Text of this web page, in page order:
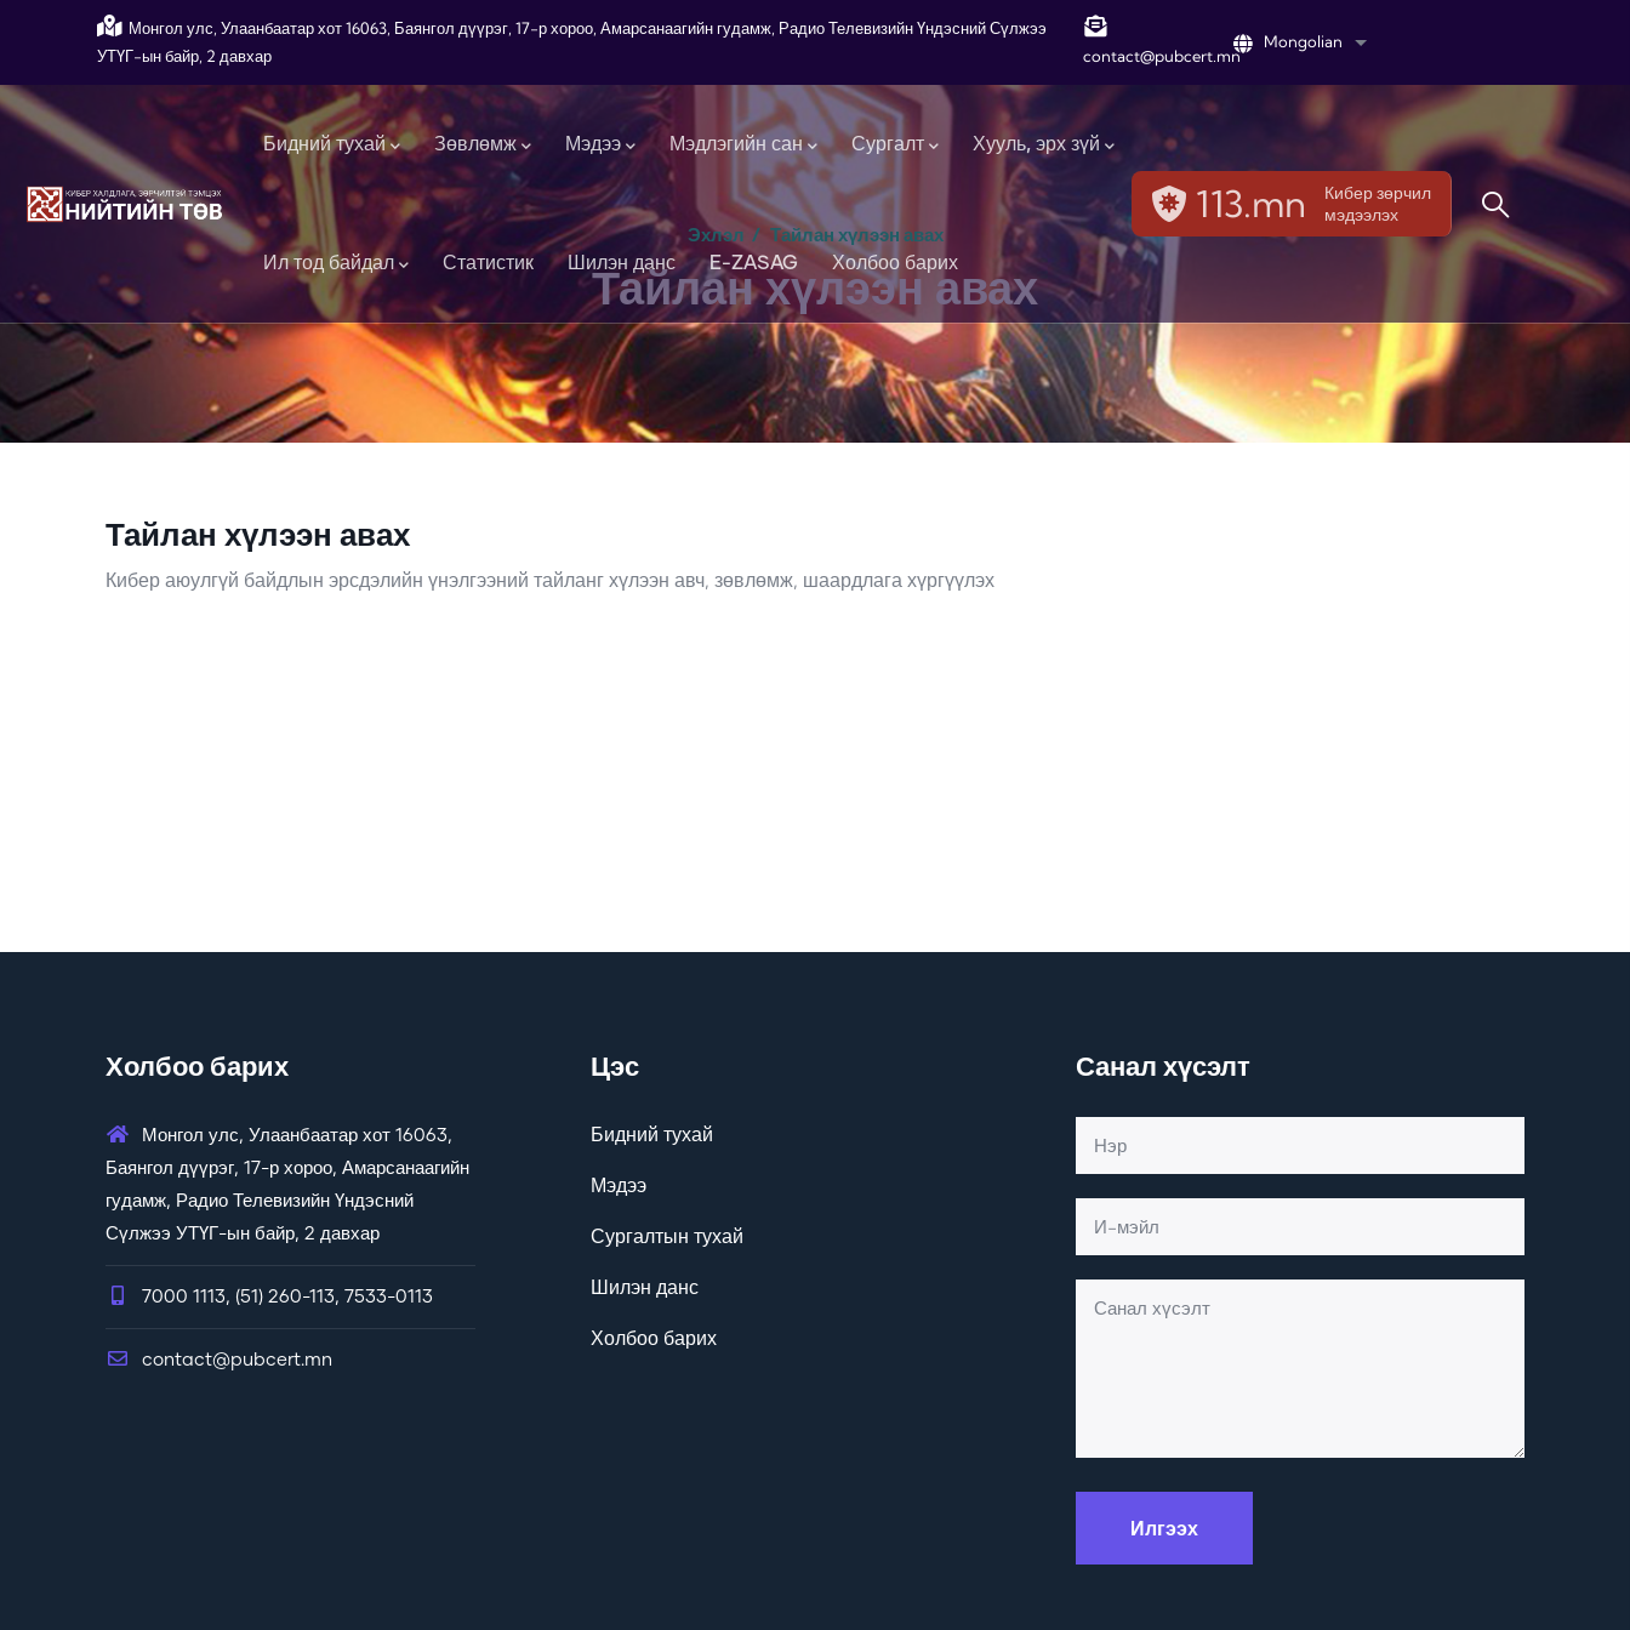
Skip to main contentМонгол улс, Улаанбаатар хот 16063, Баянгол дүүрэг, 17-р хороо, Амарсанаагийн гудамж, Радио Телевизийн Үндэсний Сүлжээ
УТҮГ-ын байр, 2 давхар
contact@pubcert.mn
Mongolian List additional actions
Main navigation
Бидний тухай Зөвлөмж Мэдээ Мэдлэгийн сан Сургалт Хууль, эрх зүй
Ил тод байдал Статистик Шилэн данс E-ZASAG Холбоо барих
113.mn
Кибер зөрчил
мэдээлэх
Эхлэл / Тайлан хүлээн авах
Тайлан хүлээн авах
Тайлан хүлээн авах
Кибер аюулгүй байдлын эрсдэлийн үнэлгээний тайланг хүлээн авч, зөвлөмж, шаардлага хүргүүлэх
Холбоо барих
Монгол улс, Улаанбаатар хот 16063,
Баянгол дүүрэг, 17-р хороо, Амарсанаагийн
гудамж, Радио Телевизийн Үндэсний
Сүлжээ УТҮГ-ын байр, 2 давхар
7000 1113, (51) 260-113, 7533-0113
contact@pubcert.mn
Цэс
Бидний тухай
Мэдээ
Сургалтын тухай
Шилэн данс
Холбоо барих
Санал хүсэлт